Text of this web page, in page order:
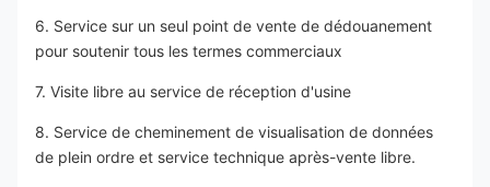
6. Service sur un seul point de vente de dédouanement
pour soutenir tous les termes commerciaux
7. Visite libre au service de réception d'usine
8. Service de cheminement de visualisation de données
de plein ordre et service technique après-vente libre.